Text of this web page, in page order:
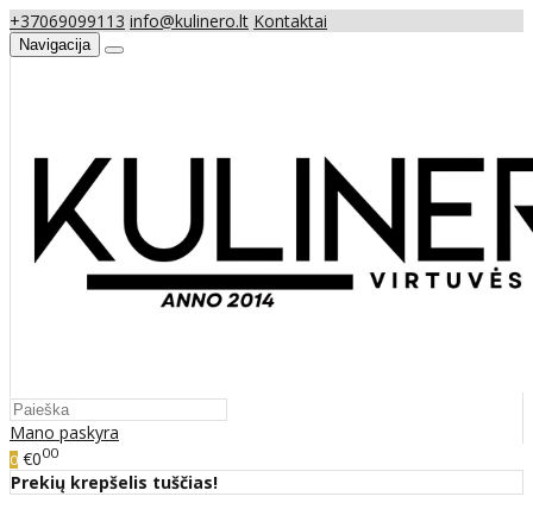
+37069099113 info@kulinero.lt Kontaktai
Navigacija
Mano paskyra
0 €000
Prekių krepšelis tuščias!